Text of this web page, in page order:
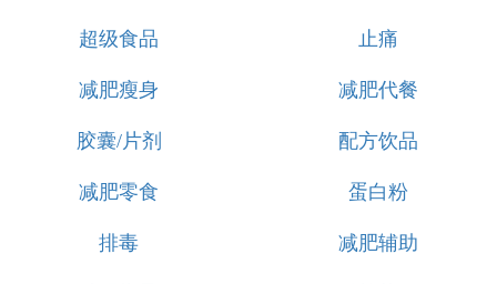
超级食品 止痛
减肥瘦身 减肥代餐
胶囊/片剂 配方饮品
减肥零食 蛋白粉
排毒 减肥辅助